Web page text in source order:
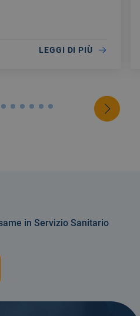
LEGGI DI PIÙ
in Servizio Sanitario